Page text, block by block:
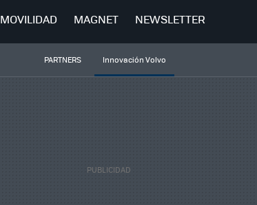
MOVILIDAD MAGNET NEWSLETTER
PARTNERS Innovación Volvo